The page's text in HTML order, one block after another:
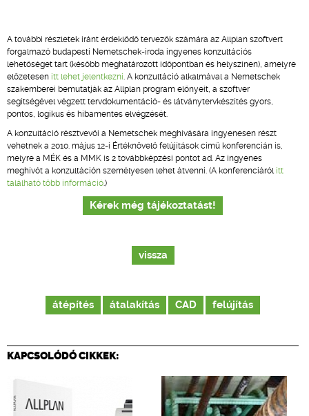
A további részletek iránt érdeklődő tervezők számára az Allplan szoftvert
forgalmazó budapesti Nemetschek-iroda ingyenes konzultációs
lehetőséget tart (később meghatározott időpontban és helyszínen), amelyre
előzetesen itt lehet jelentkezni. A konzultáció alkalmával a Nemetschek
szakemberei bemutatják az Allplan program előnyeit, a szoftver
segítségével végzett tervdokumentáció- és látványtervkészítés gyors,
pontos, logikus és hibamentes elvégzését.
A konzultáció résztvevői a Nemetschek meghívására ingyenesen részt
vehetnek a 2010. május 12-i Értéknövelő felújítások című konferencián is,
melyre a MÉK és a MMK is 2 továbbképzési pontot ad. Az ingyenes
meghívót a konzultáción személyesen lehet átvenni. (A konferenciáról itt
található több információ.)
Kérek még tájékoztatást!
vissza
átépítés átalakítás CAD felújítás
KAPCSOLÓDÓ CIKKEK: